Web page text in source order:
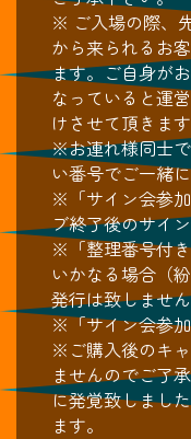
※ ご入場の際、
から来られるお
ます。ご自身が
なっていると運
けさせて頂きま
※お連れ様同士
い番号でご一緒
※「サイン会参
ブ終了後のサイ
※「整理番号付
いかなる場合（
発行は致しませ
※「サイン会参加
※ご購入後のキ
ませんのでご了
に発覚致しまし
ます。